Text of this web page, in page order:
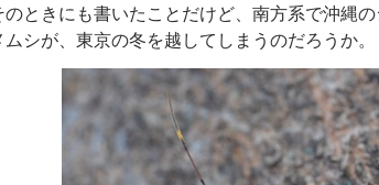
のときにも書いたことだけど、南方系で沖縄
ムシが、東京の冬を越してしまうのだろうか。